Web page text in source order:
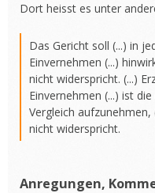
Dort heisst es unter
Das Gericht soll (...) in
Einvernehmen (...)
nicht widerspricht. (...)
Einvernehmen (...) ist
Vergleich
nicht widerspricht.
Anregungen,